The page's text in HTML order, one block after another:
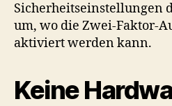
Sicherheitseinstellungen
um, wo die Zwei-Faktor-
aktiviert werden kann.
Keine